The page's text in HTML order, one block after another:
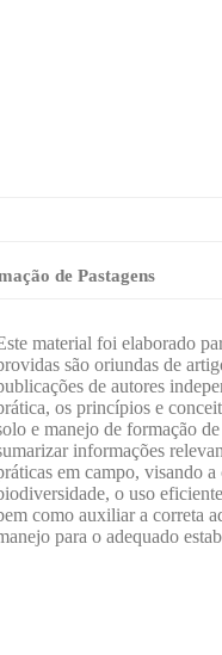
de Pastagens
material foi elaborado
são oriundas de
de autores
os princípios e
e manejo de formação
informações
em campo, visando
o uso
como auxiliar a correta
para o adequado